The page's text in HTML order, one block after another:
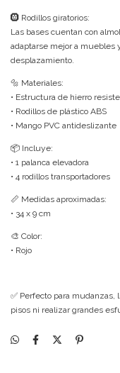
🛞 Rodillos giratorios:
Las bases cuentan con
adaptarse mejor a muebles
desplazamiento.
🔩 Materiales:
• Estructura de hierro
• Rodillos de plástico ABS
• Mango PVC antideslizante
📦 Incluye:
• 1 palanca elevadora
• 4 rodillos transportadores
📏 Medidas aproximadas:
• 34 x 9 cm
🎨 Color:
• Rojo
✅ Perfecto para mudanzas,
pisos ni realizar grandes